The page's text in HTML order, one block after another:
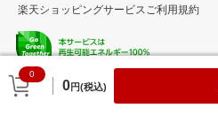
0
0円(税込)
楽天ショッピングサービスご利用規約
© Rakuten Group, Inc.